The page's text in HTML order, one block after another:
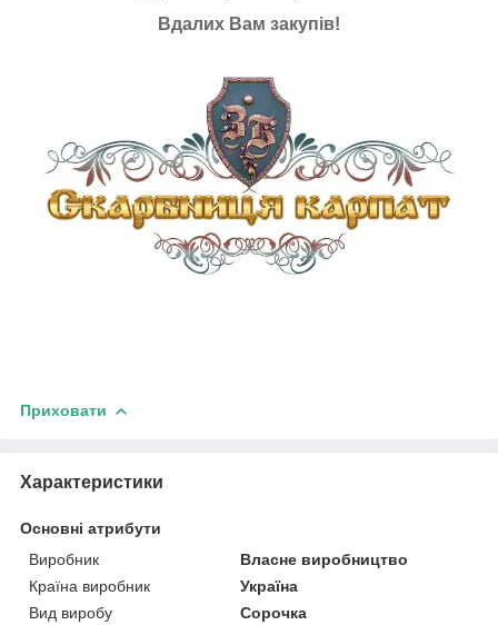
Вдалих Вам закупів!
Приховати
Характеристики
Основні атрибути
Виробник
Власне виробництво
Країна виробник
Україна
Вид виробу
Сорочка